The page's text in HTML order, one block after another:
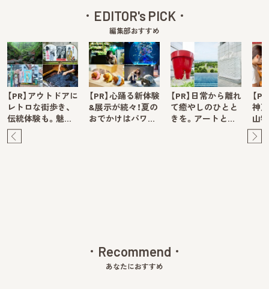
EDITOR's PICK
編集部おすすめ
【PR】アウトドアに
レトロな街歩き、
伝統体験も。魅…
【PR】心踊る新体験
&展示が続々！夏の
おでかけはパワ…
【PR】日常から離れ
て癒やしのひとと
きを。アートと…
【
神
山
Recommend
あなたにおすすめ